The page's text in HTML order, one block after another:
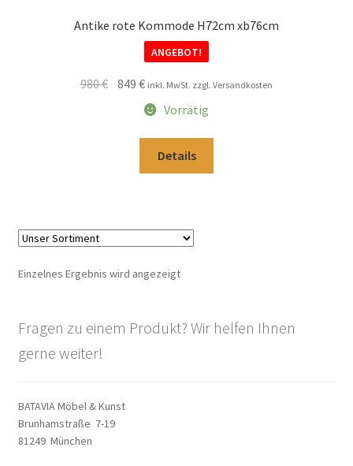
Versandkosten und Zahlungsbedingungen
Antike rote Kommode H72cm xb76cm
ANGEBOT!
980€ Ursprünglicher
849€Aktueller
Preis
849 €.
inkl. MwSt. zzgl. Versandkosten
Vorrätig
Details
Einzelnes Ergebnis wird angezeigt
Fragen zu einem Produkt? Wir helfen Ihnen
gerne weiter!
BATAVIA Möbel & Kunst
Brunhamstraße 7-19
81249 München